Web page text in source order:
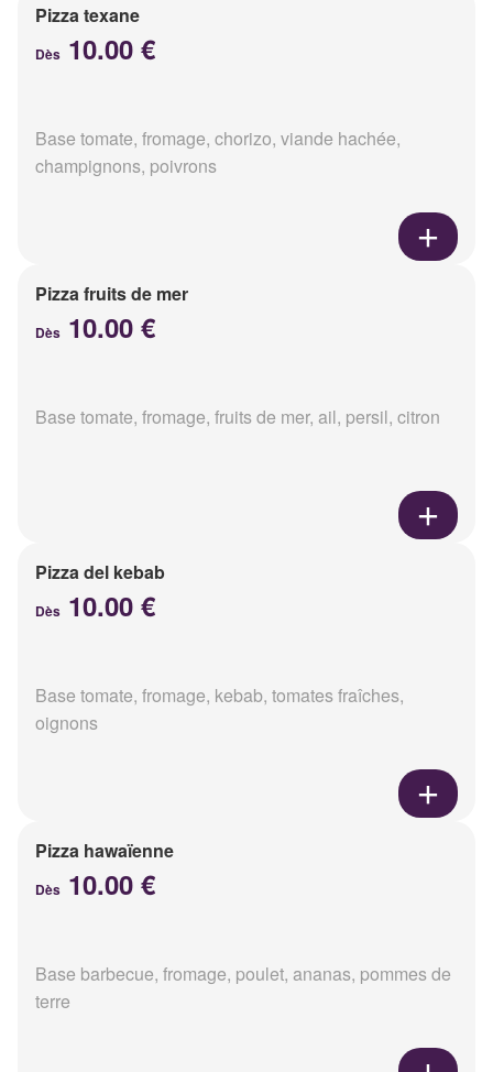
Pizza texane
Dès 10.00 €
Base tomate, fromage, chorizo, viande hachée,
champignons, poivrons
Pizza fruits de mer
Dès 10.00 €
Base tomate, fromage, fruits de mer, ail, persil, citron
Pizza del kebab
Dès 10.00 €
Base tomate, fromage, kebab, tomates fraîches,
oignons
Pizza hawaïenne
Dès 10.00 €
Base barbecue, fromage, poulet, ananas, pommes de
terre